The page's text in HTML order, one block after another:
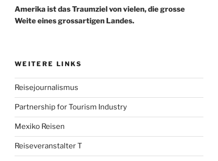
Amerika ist das Traumziel von vielen, die grosse
Weite eines grossartigen Landes.
WEITERE LINKS
Reisejournalismus
Partnership for Tourism Industry
Mexiko Reisen
Reiseveranstalter T